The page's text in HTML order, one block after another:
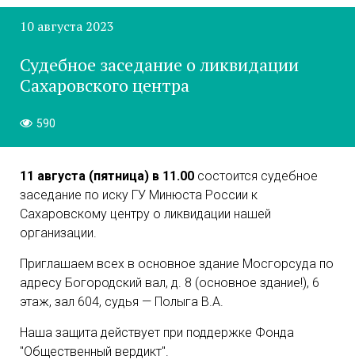
Судебное заседание о ликвидации
Сахаровского центра
10 августа 2023
590
11 августа (пятница) в 11.00 состоится судебное
заседание по иску ГУ Минюста России к
Сахаровскому центру о ликвидации нашей
организации.
Приглашаем всех в основное здание Мосгорсуда по
адресу Богородский вал, д. 8 (основное здание!), 6
этаж, зал 604, судья — Полыга В.А.
Наша защита действует при поддержке Фонда
"Общественный вердикт".